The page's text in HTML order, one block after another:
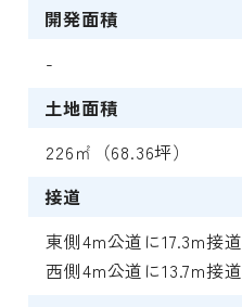
開発面積
-
土地面積
226㎡（68.36坪）
接道
東側4m公道に17.3m接道
西側4m公道に13.7m接道